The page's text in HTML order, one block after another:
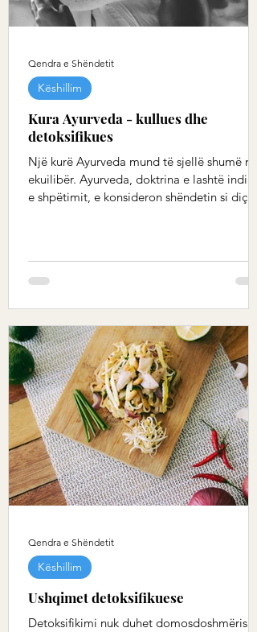
Kura Ayurveda - kullues dhe
detoksifikues
Një kurë Ayurveda mund të sjellë shumë në
ekuilibër. Ayurveda, doktrina e lashtë
e shpëtimit, e konsideron shëndetin si diçka
Këshillim
Qendra e Shëndetit
Ushqimet detoksifikuese
Detoksifikimi nuk duhet domosdoshmërisht
Këshillim
Qendra e Shëndetit